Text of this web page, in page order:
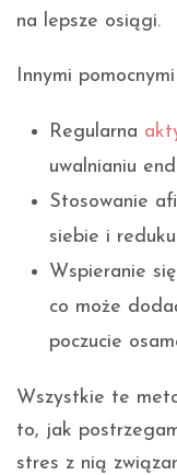
na lepsze osiągi.
Innymi
Regularna
uwalnianiu
Stosowanie
siebie i
Wspieranie
co może
poczucie
Wszystkie te
to, jak
stres z nią